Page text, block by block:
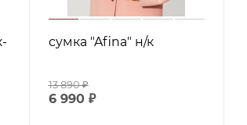
сумка "Afina" н/к
13 890₽
6 990₽